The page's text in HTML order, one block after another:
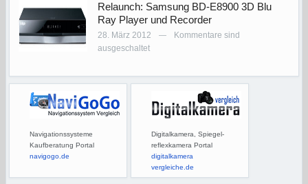
Relaunch: Samsung BD-E8900 3D Blu
Ray Player und Recorder
28. März 2012 —
Kommentare sind
ausgeschaltet
Navigationssysteme
Kaufberatung Portal
navigogo.de
Digitalkamera, Spiegel-
reflexkamera Portal
digitalkamera
vergleiche.de